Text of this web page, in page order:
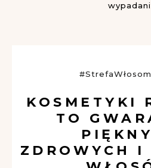
KOSMETYKI
TO
ZDROWYCH I